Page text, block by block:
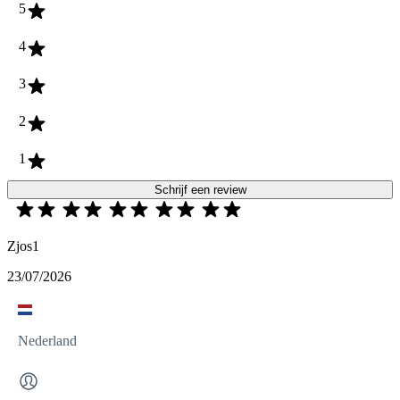
5
4
3
2
1
Schrijf een review
Zjos1
23/07/2026
Nederland